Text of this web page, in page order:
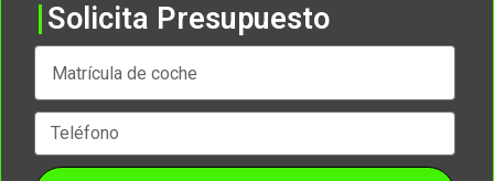
Solicita Presupuesto